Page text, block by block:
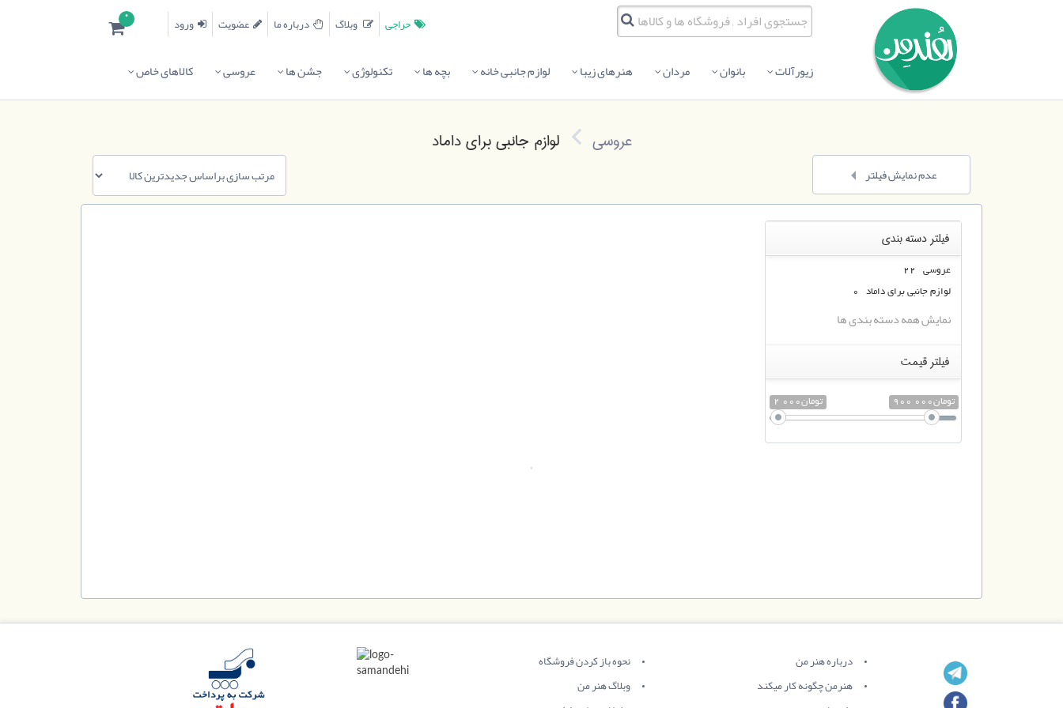
0 ورود عضویت درباره ما حراجی
زیورآلات بانوان مردان هنرهای زیبا لوازم جانبی خانه بچه ها تکنولوژی جشن ها عروسی کالاهای خاص
عروسی لوازم جانبی برای داماد
عدم نمایش فیلتر
فیلتر دسته بندی
عروسی 22
لوازم جانبی برای داماد 0
نمایش همه دسته بندی ها
فیلتر قیمت
2 000تومان 900 000تومان
درباره هنر من
هنرمن چگونه کار میکند
نحوه باز کردن فروشگاه
وبلاگ هنر من